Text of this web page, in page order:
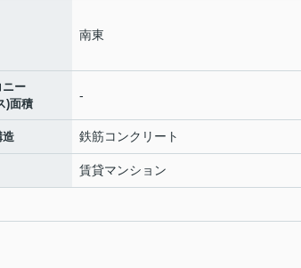
南東
ニー
)面積
-
造 鉄筋コンクリート
賃貸マンション